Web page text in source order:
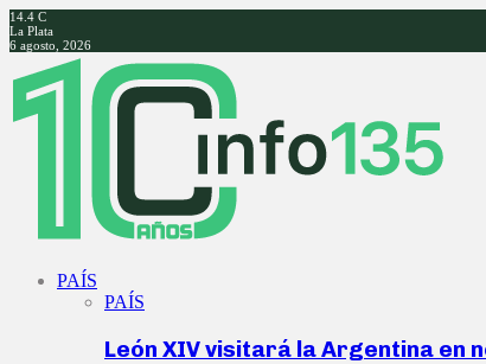
14.4 C
La Plata
6 agosto, 2026
Facebook
Twitter
Instagram
Youtube
PAÍS
PAÍS
León XIV visitará la Argentina en